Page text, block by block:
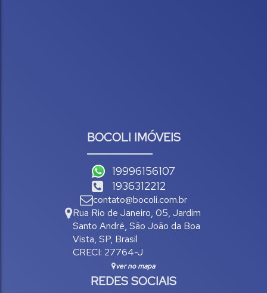
BOCOLI IMÓVEIS
19996156107
1936312212
contato@bocoli.com.br
Rua Rio de Janeiro, 05, Jardim
Santo André, São João da Boa
Vista, SP, Brasil
CRECI: 27764-J
ver no mapa
REDES SOCIAIS